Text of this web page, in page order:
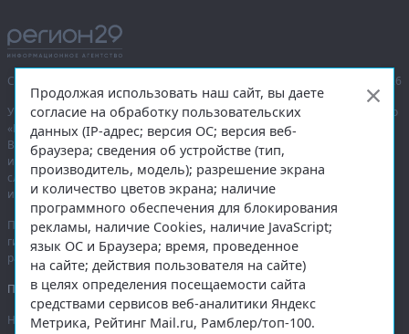
Сетевое издание «Информационное агентство Регион 29»,
© 2016–2026
Учредитель — общество с ограниченной ответственностью «Агентство
«Правда Севера».
Выписка из реестра зарегистрированных средств массовой
информации:
ЭЛ № ФС 77-74226 от 09.11.2018 выдано Федеральной
службой по надзору в сфере связи, информационных технологий
и массовых коммуникаций (Роскомнадзор).
При полном или частичном использовании любых материалов
гиперссылка на region29.ruобязательна. Копирование материалов без
разрешения администрации сайта запрещено.
Правовая информация.
На информационном ресурсе применяютсярекомендательные
Продолжая использовать наш сайт, вы даете
согласие на обработку пользовательских
данных (IP-адрес; версия ОС; версия веб-
браузера; сведения об устройстве (тип,
производитель, модель); разрешение экрана
и количество цветов экрана; наличие
программного обеспечения для блокирования
рекламы, наличие Cookies, наличие JavaScript;
язык ОС и Браузера; время, проведенное
на сайте; действия пользователя на сайте)
в целях определения посещаемости сайта
средствами сервисов веб-аналитики Яндекс
Метрика, Рейтинг Mail.ru, Рамблер/топ-100.